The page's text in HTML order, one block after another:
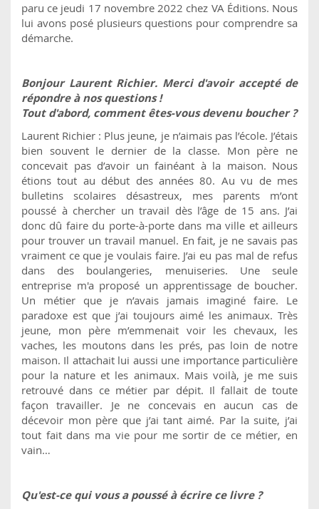
paru ce jeudi 17 novembre 2022 chez VA Éditions. Nous
lui avons posé plusieurs questions pour comprendre sa
démarche.
Bonjour Laurent Richier. Merci d'avoir accepté de
répondre à nos questions !
Tout d'abord, comment êtes-vous devenu boucher ?
Laurent Richier : Plus jeune, je n’aimais pas l’école. J’étais
bien souvent le dernier de la classe. Mon père ne
concevait pas d’avoir un fainéant à la maison. Nous
étions tout au début des années 80. Au vu de mes
bulletins scolaires désastreux, mes parents m’ont
poussé à chercher un travail dès l’âge de 15 ans. J’ai
donc dû faire du porte-à-porte dans ma ville et ailleurs
pour trouver un travail manuel. En fait, je ne savais pas
vraiment ce que je voulais faire. J’ai eu pas mal de refus
dans des boulangeries, menuiseries. Une seule
entreprise m'a proposé un apprentissage de boucher.
Un métier que je n’avais jamais imaginé faire. Le
paradoxe est que j’ai toujours aimé les animaux. Très
jeune, mon père m’emmenait voir les chevaux, les
vaches, les moutons dans les prés, pas loin de notre
maison. Il attachait lui aussi une importance particulière
pour la nature et les animaux. Mais voilà, je me suis
retrouvé dans ce métier par dépit. Il fallait de toute
façon travailler. Je ne concevais en aucun cas de
décevoir mon père que j’ai tant aimé. Par la suite, j’ai
tout fait dans ma vie pour me sortir de ce métier, en
vain…
Qu'est-ce qui vous a poussé à écrire ce livre ?